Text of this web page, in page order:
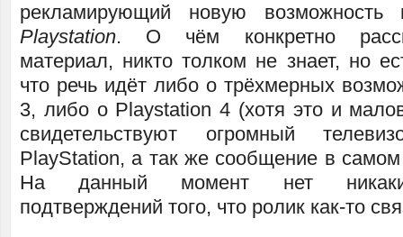
рекламирующий новую
Playstation. О чём конкретно
материал, никто толком не знает, но
что речь идёт либо о трёхмерных
3, либо о Playstation 4 (хотя это и
свидетельствуют огромный
PlayStation, а так же сообщение в
На данный момент нет
подтверждений того, что ролик как-то